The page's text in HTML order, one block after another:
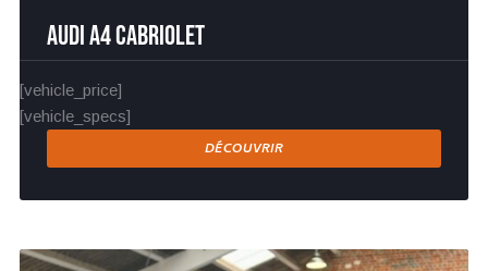
Audi A4 Cabriolet
[vehicle_price]
[vehicle_specs]
DÉCOUVRIR